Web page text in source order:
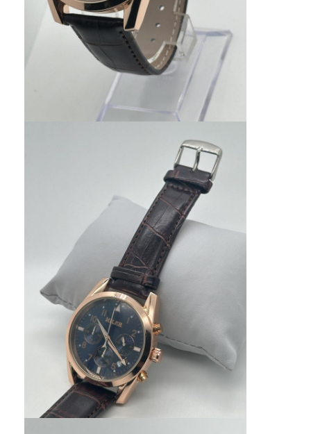
Relógio de pulso de quartzo
Relógio de Quartzo de Cintura de Couro
Relógio com correia de aço inoxidável
Relógio de quartzo para homens
relógio de quartzo
Relógio Desportivo Digital
Um relógio de casal elegante
Relógio de pulso para crianças
Peças de reposição de relógios
Peças sobressalentes de cintos de relógio